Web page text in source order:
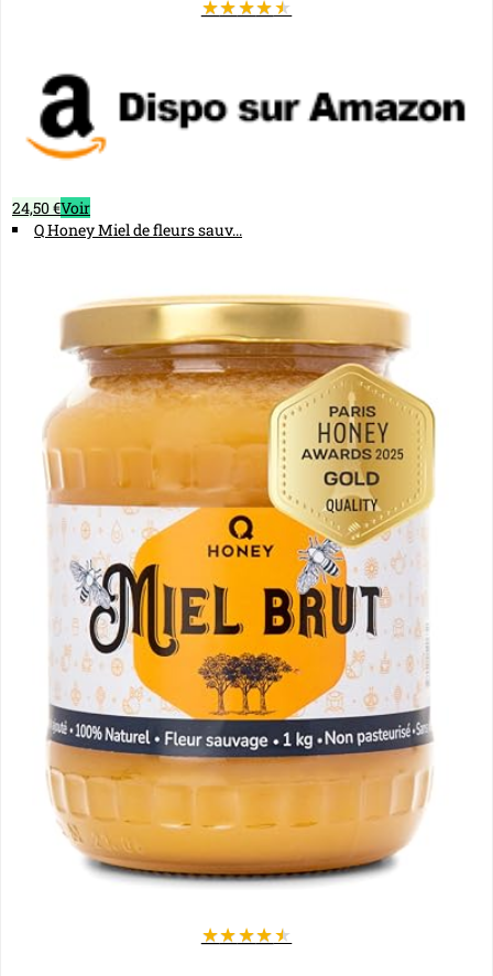
★★★★★
24,50 €Voir
Q Honey Miel de fleurs sauv...
★★★★★